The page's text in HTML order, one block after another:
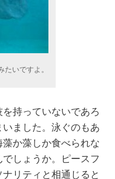
いですよ。
持っていないであろ
ました。泳ぐのもあ
か藻しか食べられな
しょうか。ピースフ
リティと相通じると